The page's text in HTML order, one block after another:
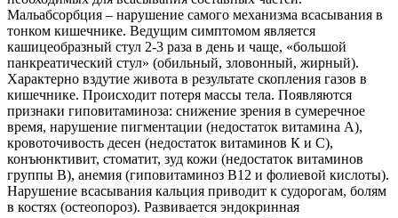
Мальабсорбция – нарушение самого механизма всасывания в
тонком кишечнике. Ведущим симптомом является
кашицеобразный стул 2-3 раза в день и чаще, «большой
панкреатический стул» (обильный, зловонный, жирный).
Характерно вздутие живота в результате скопления газов в
кишечнике. Происходит потеря массы тела. Появляются
признаки гиповитаминоза: снижение зрения в сумеречное
время, нарушение пигментации (недостаток витамина А),
кровоточивость десен (недостаток витаминов К и С),
конъюнктивит, стоматит, зуд кожи (недостаток витаминов
группы В), анемия (гиповитаминоз В12 и фолиевой кислоты).
Нарушение всасывания кальция приводит к судорогам, болям
в костях (остеопороз). Развивается эндокринная